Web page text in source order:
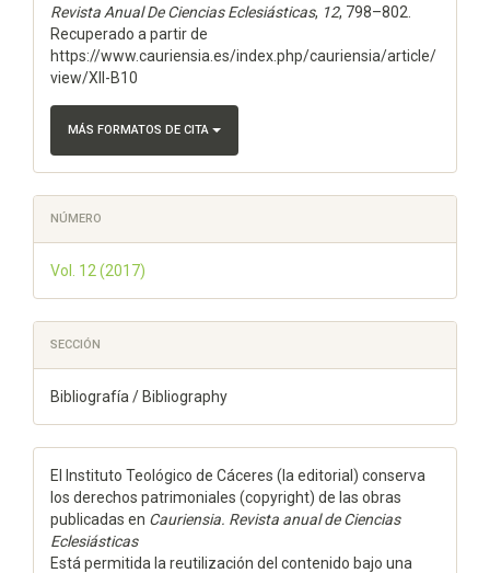
Revista Anual De Ciencias Eclesiásticas, 12, 798–802.
Recuperado a partir de
https://www.cauriensia.es/index.php/cauriensia/article/
view/XII-B10
MÁS FORMATOS DE CITA
NÚMERO
Vol. 12 (2017)
SECCIÓN
Bibliografía / Bibliography
El Instituto Teológico de Cáceres (la editorial) conserva
los derechos patrimoniales (copyright) de las obras
publicadas en Cauriensia. Revista anual de Ciencias
Eclesiásticas
Está permitida la reutilización del contenido bajo una